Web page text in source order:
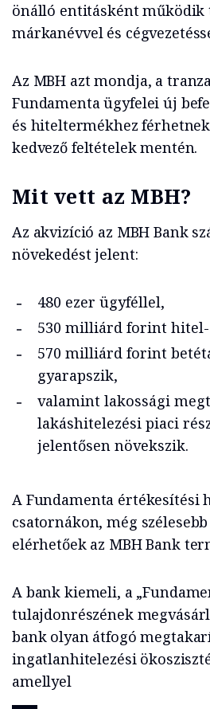
önálló entitásként működik
márkanévvel és
Az MBH azt mondja, a
Fundamenta ügyfelei új
és hiteltermékhez
kedvező feltételek mentén.
Mit vett az MBH?
Az akvizíció az MBH Bank
növekedést jelent:
480 ezer ügyféllel,
530 milliárd forint hitel-
570 milliárd forint
gyarapszik,
valamint lakossági
lakáshitelezési piaci
jelentősen növekszik.
A Fundamenta értékesítési
csatornákon, még
elérhetőek az MBH Bank
A bank kiemeli, a
tulajdonrészének
bank olyan átfogó
ingatlanhitelezési
amellyel